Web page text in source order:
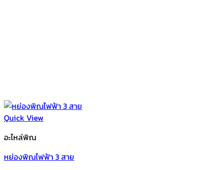
Quick View
อะไหล่พิณ
หย่องพิณไฟฟ้า 3 สาย